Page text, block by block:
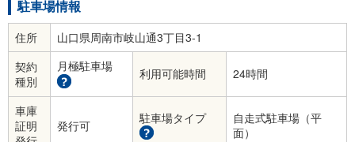
駐車場情報
住所
山口県周南市岐山通3丁目3-1
契約
種別
月極駐車場 利用可能時間 24時間
車庫
証明
発行可 駐車場タイプ
自走式駐車場（平
面）